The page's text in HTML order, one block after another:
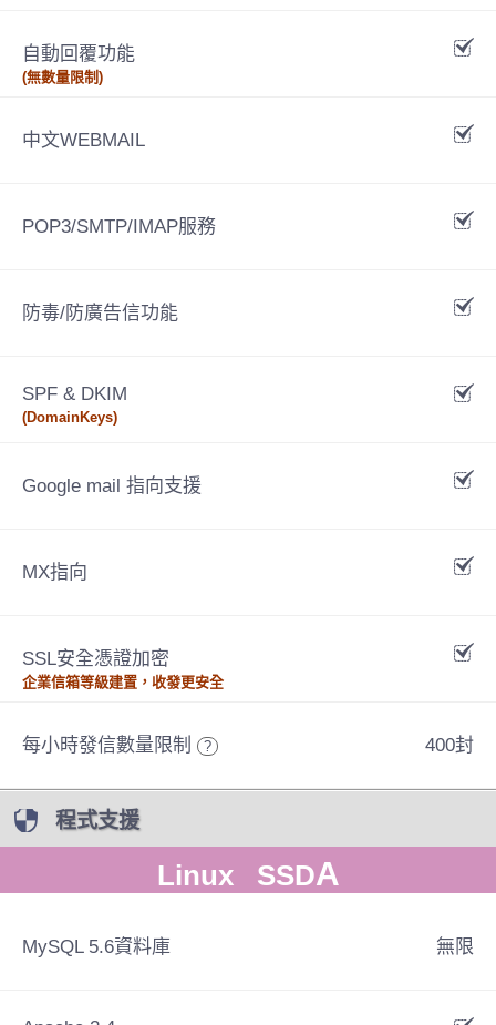
自動回覆功能
(無數量限制)
中文WEBMAIL
POP3/SMTP/IMAP服務
防毒/防廣告信功能
SPF & DKIM
(DomainKeys)
Google mail 指向支援
MX指向
SSL安全憑證加密
企業信箱等級建置，收發更安全
每小時發信數量限制 ? 400封
程式支援
Linux SSDA
MySQL 5.6資料庫 無限